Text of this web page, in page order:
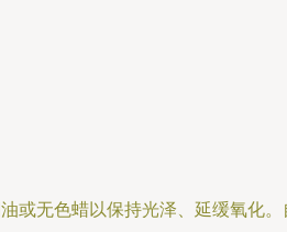
无色蜡以保持光泽、延缓氧化